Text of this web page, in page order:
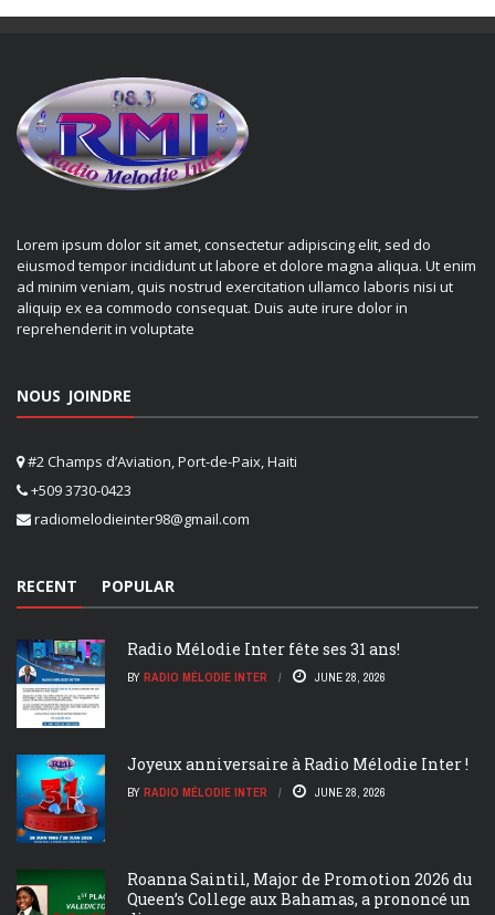
Lorem ipsum dolor sit amet, consectetur adipiscing elit, sed do
eiusmod tempor incididunt ut labore et dolore magna aliqua. Ut enim
ad minim veniam, quis nostrud exercitation ullamco laboris nisi ut
aliquip ex ea commodo consequat. Duis aute irure dolor in
reprehenderit in voluptate
NOUS JOINDRE
#2 Champs d’Aviation, Port-de-Paix, Haiti
+509 3730-0423
radiomelodieinter98@gmail.com
RECENT POPULAR
Radio Mélodie Inter fête ses 31 ans!
BY RADIO MÉLODIE INTER JUNE 28, 2026
Joyeux anniversaire à Radio Mélodie Inter !
BY RADIO MÉLODIE INTER JUNE 28, 2026
Roanna Saintil, Major de Promotion 2026 du
Queen’s College aux Bahamas, a prononcé un